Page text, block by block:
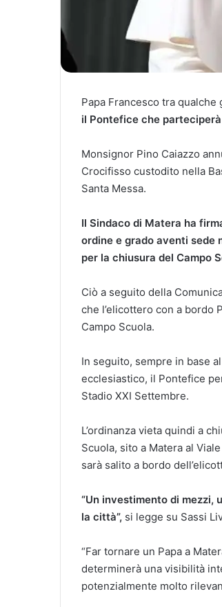
Papa Francesco tra qualche
il Pontefice che
Monsignor Pino Caiazzo
Crocifisso custodito nella
Santa Messa.
Il Sindaco di Matera ha
ordine e grado aventi sede
per la chiusura del Campo
Ciò a seguito della
che l’elicottero con a bordo
Campo Scuola.
In seguito, sempre in base
ecclesiastico, il Pontefice
Stadio XXI Settembre.
L’ordinanza vieta quindi a
Scuola, sito a Matera al
sarà salito a bordo
“Un investimento di mezzi,
la città”, si legge su Sassi
“Far tornare un Papa a
determinerà una visibilità
potenzialmente molto